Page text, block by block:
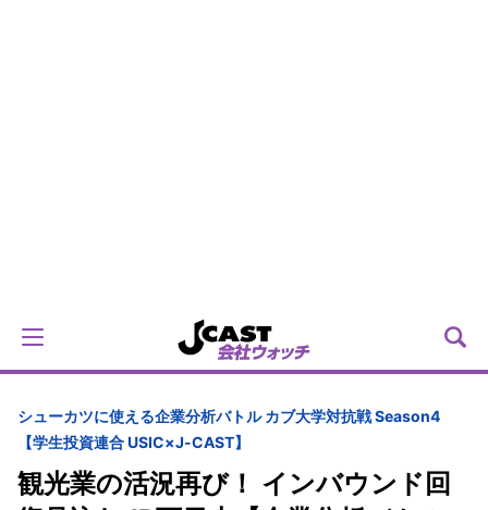
シューカツに使える企業分析バトル カブ大学対抗戦 Season4
【学生投資連合 USIC×J-CAST】
観光業の活況再び！ インバウンド回